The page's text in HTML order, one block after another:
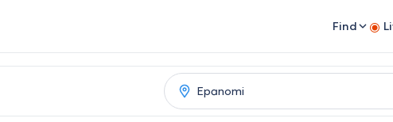
Find